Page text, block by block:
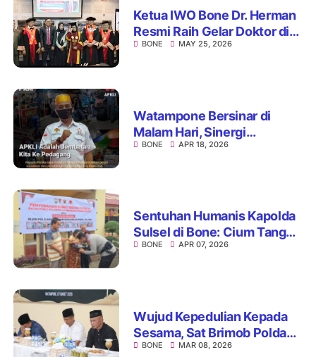
Ketua IWO Bone Dr. Herman
Resmi Raih Gelar Doktor di
Unhas
BONE MAY 25, 2026
Watampone Bersinar di
Malam Hari, Sinergi
Pemerintah dan UMKM
BONE APR 18, 2026
Sentuhan Humanis Kapolda
Sulsel di Bone: Cium Tangan
Nenek Penerima Bedah
BONE APR 07, 2026
Wujud Kepedulian Kepada
Sesama, Sat Brimob Polda
Sulsel Gelar Acara Bukber
BONE MAR 08, 2026